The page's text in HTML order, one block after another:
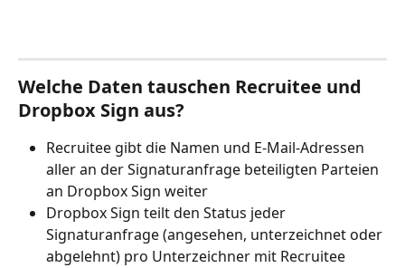
Welche Daten tauschen Recruitee und
Dropbox Sign aus?
Recruitee gibt die Namen und E-Mail-Adressen
aller an der Signaturanfrage beteiligten Parteien
an Dropbox Sign weiter
Dropbox Sign teilt den Status jeder
Signaturanfrage (angesehen, unterzeichnet oder
abgelehnt) pro Unterzeichner mit Recruitee